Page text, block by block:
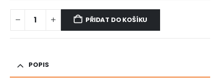
PŘIDAT DO KOŠÍKU
POPIS